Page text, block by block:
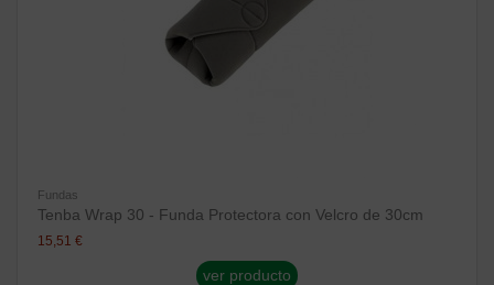
Fundas
Tenba Wrap 30 - Funda Protectora con Velcro de 30cm
15,51 €
ver producto